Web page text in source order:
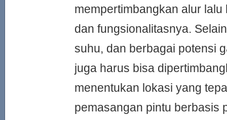
mempertimbangkan alur
dan fungsionalitasnya.
suhu, dan berbagai potensi
juga harus bisa
menentukan lokasi yang
pemasangan pintu berbasis